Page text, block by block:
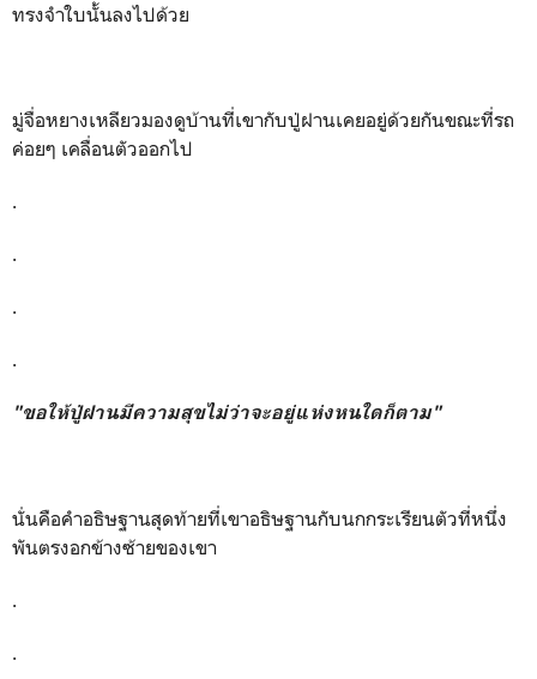
ทรงจำใบนั้นลงไปด้วย
มู่จื่อหยางเหลียวมองดูบ้านที่เขากับปู่ฝานเคยอยู่ด้วยกันขณะที่รถ
ค่อยๆ เคลื่อนตัวออกไป
.
.
.
.
"ขอให้ปู่ฝานมีความสุขไม่ว่าจะอยู่แห่งหนใดก็ตาม"
นั่นคือคำอธิษฐานสุดท้ายที่เขาอธิษฐานกับนกกระเรียนตัวที่หนึ่ง
พันตรงอกข้างซ้ายของเขา
.
.